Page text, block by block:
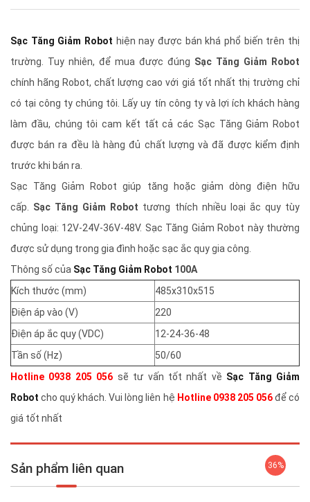
Sạc Tăng Giảm Robot hiện nay được bán khá phổ biến trên thị
trường. Tuy nhiên, để mua được đúng Sạc Tăng Giảm Robot
chính hãng Robot, chất lượng cao với giá tốt nhất thị trường chỉ
có tại công ty chúng tôi. Lấy uy tín công ty và lợi ích khách hàng
làm đầu, chúng tôi cam kết tất cả các Sạc Tăng Giảm Robot
được bán ra đều là hàng đủ chất lượng và đã được kiểm định
trước khi bán ra.
Sạc Tăng Giảm Robot giúp tăng hoặc giảm dòng điện hữu
cấp. Sạc Tăng Giảm Robot tương thích nhiều loại ắc quy tùy
chủng loại: 12V-24V-36V-48V. Sạc Tăng Giảm Robot này thường
được sử dụng trong gia đình hoặc sạc ắc quy gia công.
Thông số của Sạc Tăng Giảm Robot 100A
Kích thước (mm)
485x310x515
Điện áp vào (V)
220
Điện áp ắc quy (VDC)
12-24-36-48
Tần số (Hz)
50/60
Hotline 0938 205 056 sẽ tư vấn tốt nhất về Sạc Tăng Giảm
Robot cho quý khách. Vui lòng liên hệ Hotline 0938 205 056để có
giá tốt nhất
Sản phẩm liên quan 36%